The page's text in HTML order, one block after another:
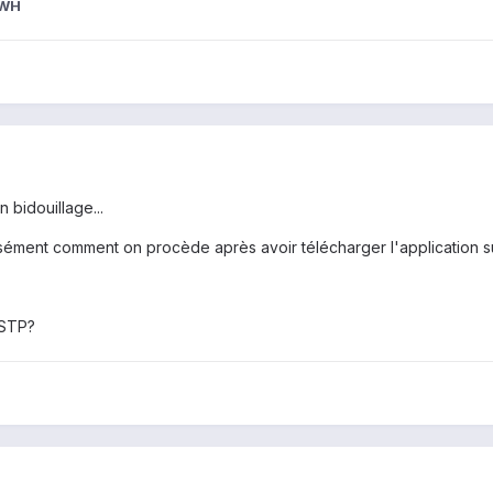
bidouillage...
comment on procède après avoir télécharger l'application